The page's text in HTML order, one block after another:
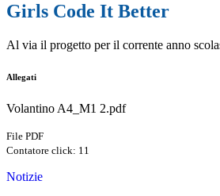
Girls Code It Better
Al via il progetto per il corrente anno
Allegati
Volantino A4_M1 2.pdf
File PDF
Contatore click: 11
Notizie